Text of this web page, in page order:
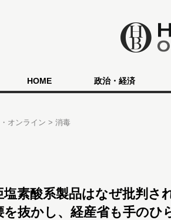
HOME 政治・経済
オンライン 消毒
塩素酸系製品はなぜ批判
を抜かし、経産省も手のひ